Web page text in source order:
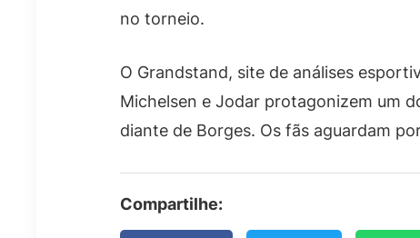
no torneio.
O Grandstand, site de análises
Michelsen e Jodar protagonizem um
diante de Borges. Os fãs aguardam
Compartilhe: